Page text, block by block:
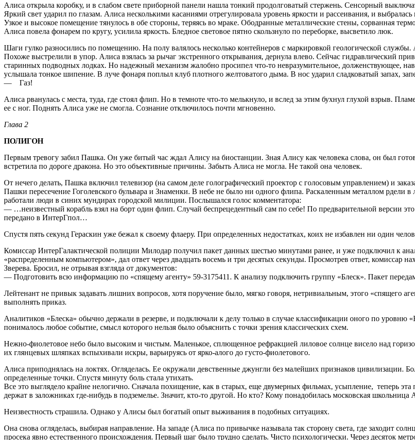
Алиса открыла коробку, и в слабом свете приборной панели нашла тонкий продолговатый стержень. Сенсорный
Яркий свет ударил по глазам. Алиса несколькими касаниями отрегулировала уровень яркости и рассеивания, и выбралась
Узкое и высокое помещение тянулось в обе стороны, теряясь во мраке. Ободранные металлические стены, сорванная
Алиса повела фонарем по кругу, усилила яркость. Бледное световое пятно скользнуло по переборке, высветило люк.
Шаги гулко разносились по помещению. На полу валялось несколько контейнеров с маркировкой геологической
Похоже выстрелили в упор. Алиса взялась за рычаг экстренного открывания, дернула влево. Сейчас гидравлический
старинных подводных лодках. Но надежный механизм жалобно просипел что-то невразумительное, долженствующее,
услышала тонкое шипение. В луче фонаря поплыл клуб плотного желтоватого дыма. В нос ударил сладковатый запах,
— Газ!
Алиса рванулась с места, туда, где стоял флип. Но в темноте что-то мелькнуло, и вслед за этим бухнул глухой взрыв.
ее с ног. Поднять Алиса уже не смогла. Сознание отключилось почти мгновенно.
Глава 2
ПОЛИГОН
Первым тревогу забил Пашка. Он уже битый час ждал Алису на биостанции. Зная Алису как человека слова, он был
встретила по дороге дракона. Но это объективные причины. Забыть Алиса не могла. Не такой она человек.
От нечего делать, Пашка включил телевизор (на самом деле голографический проектор с голосовым управлением) и
Пашки пересечение Гоголевского бульвара и Знаменки. В небе не было ни одного флипа. Раскаленным металлом рдели в
работали люди в синих мундирах городской милиции. Послышался голос комментатора:
— …неизвестный корабль взял на борт один флип. Случай беспрецедентный сам по себе! По предварительной версии это
передано в ИнтерГпол…
Спустя пять секунд Гераскин уже бежал к своему флаеру. При определенных недостатках, коих не избавлен ни один
Комиссар ИнтерГалактической полиции Милодар получил пакет данных шестью минутами ранее, и уже подключил к
«распределенным компьютером», дал ответ через двадцать восемь и три десятых секунды. Просмотрев ответ, комиссар
Зверева. Бросил, не отрывая взгляда от документов:
— Подготовить всю информацию по «спящему агенту» 59-3175411. К анализу подключить группу «Блеск». Пакет
Лейтенант не привык задавать лишних вопросов, хотя поручение было, мягко говоря, нетривиальным, этого «спящего
выполнять приказ.
Аналитиков «Блеска» обычно держали в резерве, и подключали к делу только в случае классификации оного по
понималось любое событие, смысл которого нельзя было объяснить с точки зрения классических схем.
Нежно-фиолетовое небо было высоким и чистым. Маленькое, сплющенное рефракцией лиловое солнце висело над
их глянцевых шляпках вспыхивали искры, варьируясь от ярко-алого до густо-фиолетового.
Алиса приподнялась на локтях. Огляделась. Ее окружали девственные джунгли без малейших признаков цивилизации.
определенные точки. Спустя минуту боль стала утихать.
Все это выглядело крайне нелогично. Сначала похищение, как в старых, еще двумерных фильмах, усыпление, теперь
держат в заложниках где-нибудь в подземелье. Значит, кто-то другой. Но кто? Кому понадобилась московская школьница
Неизвестность страшила. Однако у Алисы был богатый опыт выживания в подобных ситуациях.
Она снова огляделась, выбирая направление. На западе (Алиса по привычке называла так сторону света, где заходит
просека явно естественного происхождения. Первый шаг было трудно сделать. Чисто психологически. Через десяток